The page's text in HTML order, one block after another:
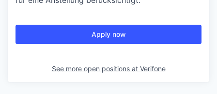
Apply now
See more open positions at Verifone